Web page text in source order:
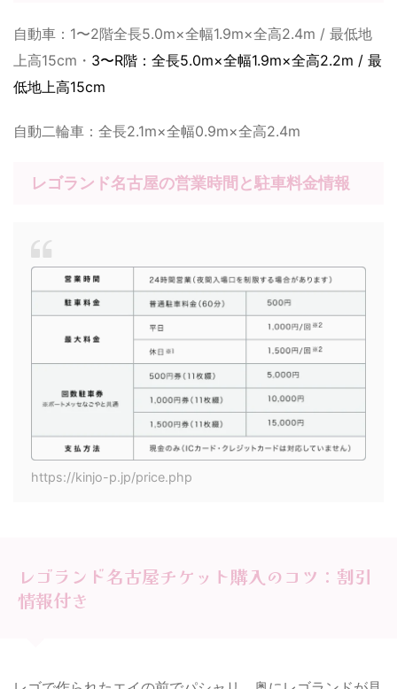
自動車：1〜2階全長5.0m×全幅1.9m×全高2.4m / 最低地
上高15cm・ 3〜R階：全長5.0m×全幅1.9m×全高2.2m / 最
低地上高15cm
自動二輪車：全長2.1m×全幅0.9m×全高2.4m
レゴランド名古屋の営業時間と駐車料金情報
https://kinjo-p.jp/price.php
レゴランド名古屋チケット購入のコツ：割引
情報付き